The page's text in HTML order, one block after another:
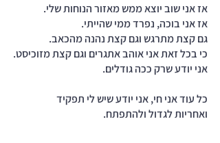
אז אני שוב יוצא ממש מאזור הנוחות שלי.
אז אני בוכה, נפרד ממי שהייתי.
גם קצת מתרגש וגם קצת נהנה מהכאב.
כי בכל זאת אני אוהב אתגרים וגם קצת מזוכיסט.
אני יודע שרק ככה גודלים.
כל עוד אני חי, אני יודע שיש לי תפקיד
ואחריות לגדול ולהתפתח.